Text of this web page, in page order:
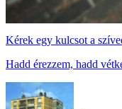
Kérek egy kulcsot a
Hadd érezzem, hadd